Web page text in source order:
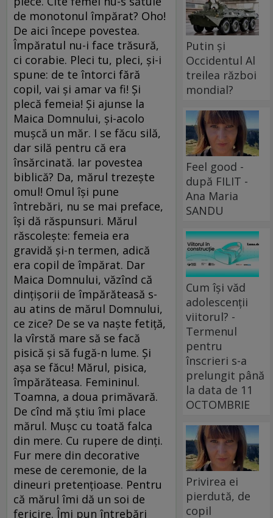
de monotonul împărat? Oho!
De aici începe povestea.
Împăratul nu-i face trăsură,
ci corabie. Pleci tu, pleci, și-i
spune: de te întorci fără
copil, vai și amar va fi! Și
plecă femeia! Și ajunse la
Maica Domnului, și-acolo
mușcă un măr. I se făcu silă,
dar silă pentru că era
însărcinată. Iar povestea
biblică? Da, mărul trezește
omul! Omul își pune
întrebări, nu se mai preface,
își dă răspunsuri. Mărul
răscolește: femeia era
gravidă și-n termen, adică
era copil de împărat. Dar
Maica Domnului, văzînd că
dințișorii de împărăteasă s-
au atins de mărul Domnului,
ce zice? De se va naște fetiță,
la vîrstă mare să se facă
pisică și să fugă-n lume. Și
așa se făcu! Mărul, pisica,
împărăteasa. Femininul.
Toamna, a doua primăvară.
De cînd mă știu îmi place
mărul. Mușc cu toată falca
din mere. Cu rupere de dinți.
Fur mere din decorative
mese de ceremonie, de la
dineuri pretențioase. Pentru
că mărul îmi dă un soi de
fericire. Îmi pun întrebări
Putin și
Occidentul Al
treilea război
mondial?
Feel good -
după FILIT -
Ana Maria
SANDU
Cum își văd
adolescenții
viitorul? -
Termenul
pentru
înscrieri s-a
prelungit până
la data de 11
OCTOMBRIE
Privirea ei
pierdută, de
copil